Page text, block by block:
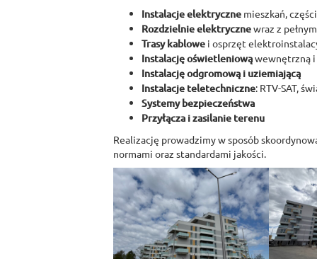
Instalacje elektryczne mieszkań,
Rozdzielnie elektrycznewraz z
Trasy kablowe i osprzęt
Instalację oświetleniowąwewnętrzną
Instalację odgromową i uziemiającą
Instalacje teletechniczne: RTV-SAT,
Systemy bezpieczeństwa
Przyłącza i zasilanie terenu
Realizację prowadzimy w sposób
normami oraz standardami jakości.